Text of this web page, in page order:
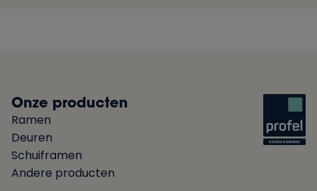
Onze producten
Ramen
Deuren
Schuiframen
Andere producten